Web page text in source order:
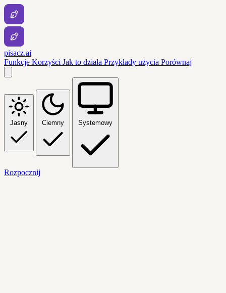
pisacz.ai
Funkcje Korzyści Jak to działa Przykłady użycia Porównaj
Jasny Ciemny Systemowy
Rozpocznij